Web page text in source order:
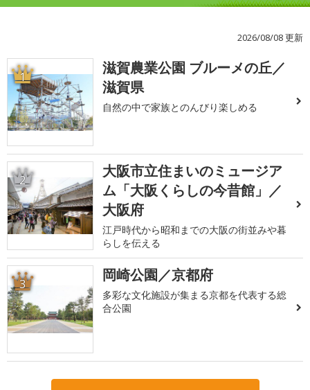
2026/08/08 更新
1
滋賀農業公園 ブルーメの丘／
滋賀県
自然の中で家族とのんびり楽しめる
2
大阪市立住まいのミュージア
ム「大阪くらしの今昔館」／
大阪府
江戸時代から昭和までの大阪の街並みや暮
らしを伝える
3 岡崎公園／京都府
多彩な文化施設が集まる京都を代表する総
合公園